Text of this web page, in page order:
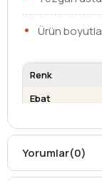
Ürün
Renk
Ebat
Su Taşma
Deliği
Yorumlar(0)